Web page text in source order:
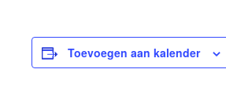
Toevoegen aan kalender